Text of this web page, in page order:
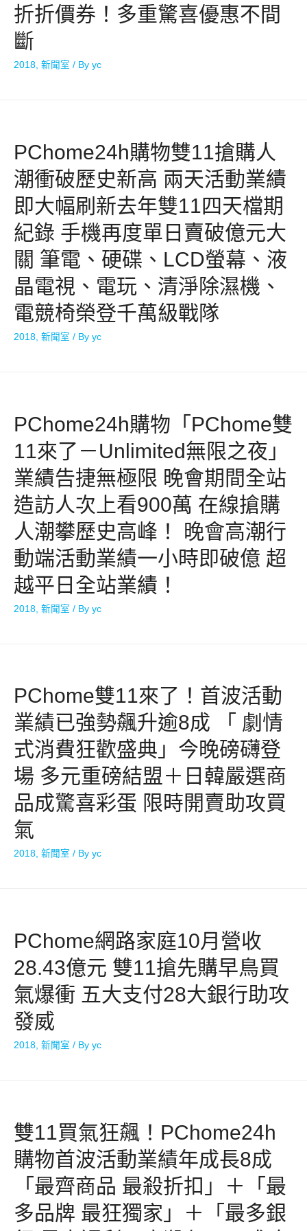
折折價券！多重驚喜優惠不間
斷
2018, 新聞室 / By yc
PChome24h購物雙11搶購人
潮衝破歷史新高 兩天活動業績
即大幅刷新去年雙11四天檔期
紀錄 手機再度單日賣破億元大
關 筆電、硬碟、LCD螢幕、液
晶電視、電玩、清淨除濕機、
電競椅榮登千萬級戰隊
2018 新聞室 / By yc
PChome24h購物「PChome雙
11來了－Unlimited無限之夜」
業績告捷無極限 晚會期間全站
造訪人次上看900萬 在線搶購
人潮攀歷史高峰！ 晚會高潮行
動端活動業績一小時即破億 超
越平日全站業績！
2018 新聞室 / By yc
PChome雙11來了！首波活動
業績已強勢飆升逾8成 「 劇情
式消費狂歡盛典」今晚磅礴登
場 多元重磅結盟＋日韓嚴選商
品成驚喜彩蛋 限時開賣助攻買
氣
2018, 新聞室 / By yc
PChome網路家庭10月營收
28.43億元 雙11搶先購早鳥買
氣爆衝 五大支付28大銀行助攻
發威
2018, 新聞室 / By yc
雙11買氣狂飆！PChome24h
購物首波活動業績年成長8成
「最齊商品 最殺折扣」＋「最
多品牌 最狂獨家」＋「最多銀